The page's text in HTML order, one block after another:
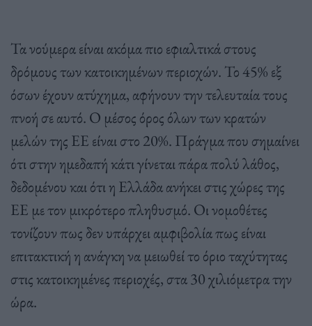
Τα νούμερα είναι ακόμα πιο εφιαλτικά στους
δρόμους των κατοικημένων περιοχών. Το 45% εξ
όσων έχουν ατύχημα, αφήνουν την τελευταία τους
πνοή σε αυτό. Ο μέσος όρος όλων των κρατών
μελών της ΕΕ είναι στο 20%. Πράγμα που σημαίνει
ότι στην ημεδαπή κάτι γίνεται πάρα πολύ λάθος,
δεδομένου και ότι η Ελλάδα ανήκει στις χώρες της
ΕΕ με τον μικρότερο πληθυσμό. Οι νομοθέτες
τονίζουν πως δεν υπάρχει αμφιβολία πως είναι
επιτακτική η ανάγκη να μειωθεί το όριο ταχύτητας
στις κατοικημένες περιοχές, στα 30 χιλιόμετρα την
ώρα.